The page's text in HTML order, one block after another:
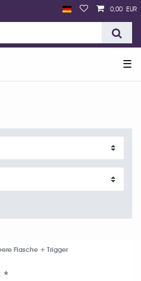
0,00 EUR
☰
Flasche + Trigger
*